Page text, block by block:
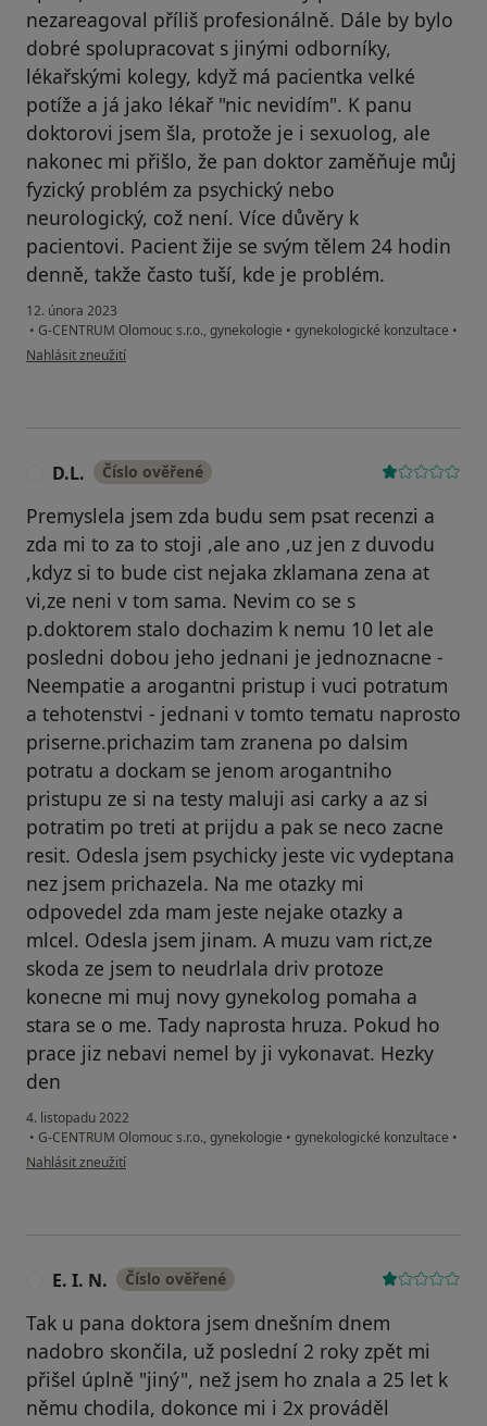
nezareagoval příliš profesionálně. Dále by bylo
dobré spolupracovat s jinými odborníky,
lékařskými kolegy, když má pacientka velké
potíže a já jako lékař "nic nevidím". K panu
doktorovi jsem šla, protože je i sexuolog, ale
nakonec mi přišlo, že pan doktor zaměňuje můj
fyzický problém za psychický nebo
neurologický, což není. Více důvěry k
pacientovi. Pacient žije se svým tělem 24 hodin
denně, takže často tuší, kde je problém.
12. února 2023
• G-CENTRUM Olomouc s.r.o., gynekologie • gynekologické konzultace •
podle názoru uživatele M.K.
Nahlásit zneužití
D.L. Číslo ověřené
Premyslela jsem zda budu sem psat recenzi a
zda mi to za to stoji ,ale ano ,uz jen z duvodu
,kdyz si to bude cist nejaka zklamana zena at
vi,ze neni v tom sama. Nevim co se s
p.doktorem stalo dochazim k nemu 10 let ale
posledni dobou jeho jednani je jednoznacne -
Neempatie a arogantni pristup i vuci potratum
a tehotenstvi - jednani v tomto tematu naprosto
priserne.prichazim tam zranena po dalsim
potratu a dockam se jenom arogantniho
pristupu ze si na testy maluji asi carky a az si
potratim po treti at prijdu a pak se neco zacne
resit. Odesla jsem psychicky jeste vic vydeptana
nez jsem prichazela. Na me otazky mi
odpovedel zda mam jeste nejake otazky a
mlcel. Odesla jsem jinam. A muzu vam rict,ze
skoda ze jsem to neudrlala driv protoze
konecne mi muj novy gynekolog pomaha a
stara se o me. Tady naprosta hruza. Pokud ho
prace jiz nebavi nemel by ji vykonavat. Hezky
den
4. listopadu 2022
• G-CENTRUM Olomouc s.r.o., gynekologie • gynekologické konzultace •
podle názoru uživatele D.L.
Nahlásit zneužití
E. I. N. Číslo ověřené
Tak u pana doktora jsem dnešním dnem
nadobro skončila, už poslední 2 roky zpět mi
přišel úplně "jiný", než jsem ho znala a 25 let k
němu chodila, dokonce mi i 2x prováděl